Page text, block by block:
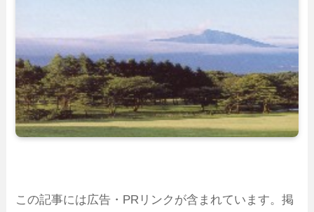
この記事には広告・PRリンクが含まれています。掲